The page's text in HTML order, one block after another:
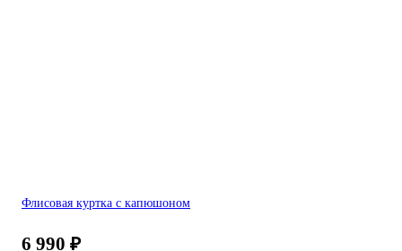
Флисовая куртка с капюшоном
6 990 ₽